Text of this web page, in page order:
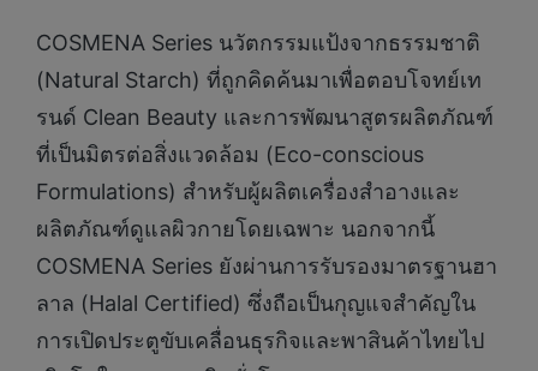
COSMENA Series นวัตกรรมแป้งจากธรรมชาติ
(Natural Starch) ที่ถูกคิดค้นมาเพื่อตอบโจทย์เท
รนด์ Clean Beauty และการพัฒนาสูตรผลิตภัณฑ์
ที่เป็นมิตรต่อสิ่งแวดล้อม (Eco-conscious
Formulations) สำหรับผู้ผลิตเครื่องสำอางและ
ผลิตภัณฑ์ดูแลผิวกายโดยเฉพาะ นอกจากนี้
COSMENA Series ยังผ่านการรับรองมาตรฐานฮา
ลาล (Halal Certified) ซึ่งถือเป็นกุญแจสำคัญใน
การเปิดประตูขับเคลื่อนธุรกิจและพาสินค้าไทยไป